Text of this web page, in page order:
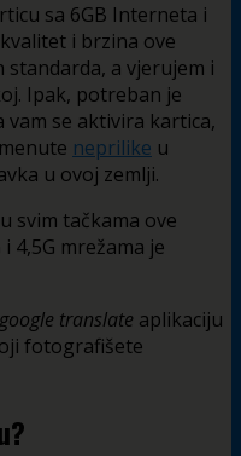
sa 6GB Interneta i
i brzina ove
standarda, a vjerujem i
Ipak, potreban je
vam se aktivira kartica,
neprilike u
u ovoj zemlji.
svim tačkama ove
4,5G mrežama je
google translate aplikaciju
fotografišete